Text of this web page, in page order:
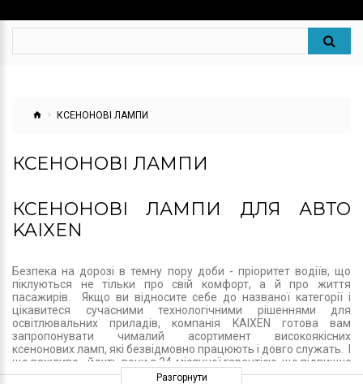
КСЕНОНОВІ ЛАМПИ
КСЕНОНОВІ ЛАМПИ
КСЕНОНОВІ ЛАМПИ ДЛЯ АВТО
KAIXEN
Безпека на дорозі в темну пору доби - пріоритет водіїв, що
піклуються не тільки про свій комфорт, а й про життя
пасажирів. Якщо ви відносите себе до названої категорії і
цікавитеся сучасними технологічними рішеннями для
освітлювальних приладів, компанія KAIXEN готова вам
запропонувати чималий асортимент високоякісних
ксенонових ламп, які безвідмовно працюють і довго служать. І
що важливо - йдуть вони з 24-місячної гарантією, що підвищує
рівень вашого спокою і впевненості в надійності покупки.
Разгорнути